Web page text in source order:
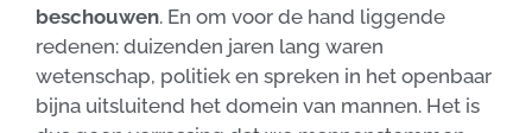
beschouwen. En om voor de hand liggende
redenen: duizenden jaren lang waren
wetenschap, politiek en spreken in het openbaar
bijna uitsluitend het domein van mannen. Het is